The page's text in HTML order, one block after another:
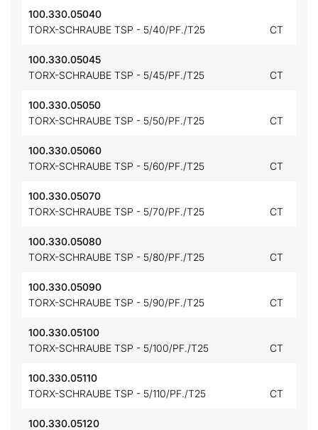
100.330.05040
TORX-SCHRAUBE TSP - 5/40/PF./T25
CT
100.330.05045
TORX-SCHRAUBE TSP - 5/45/PF./T25
CT
100.330.05050
TORX-SCHRAUBE TSP - 5/50/PF./T25
CT
100.330.05060
TORX-SCHRAUBE TSP - 5/60/PF./T25
CT
100.330.05070
TORX-SCHRAUBE TSP - 5/70/PF./T25
CT
100.330.05080
TORX-SCHRAUBE TSP - 5/80/PF./T25
CT
100.330.05090
TORX-SCHRAUBE TSP - 5/90/PF./T25
CT
100.330.05100
TORX-SCHRAUBE TSP - 5/100/PF./T25
CT
100.330.05110
TORX-SCHRAUBE TSP - 5/110/PF./T25
CT
100.330.05120